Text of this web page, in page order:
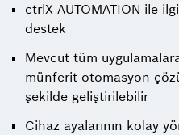
ctrlX AUTOMATION ile
destek
Mevcut tüm
münferit otomasyon
şekilde geliştirilebilir
Cihaz ayalarının kolay